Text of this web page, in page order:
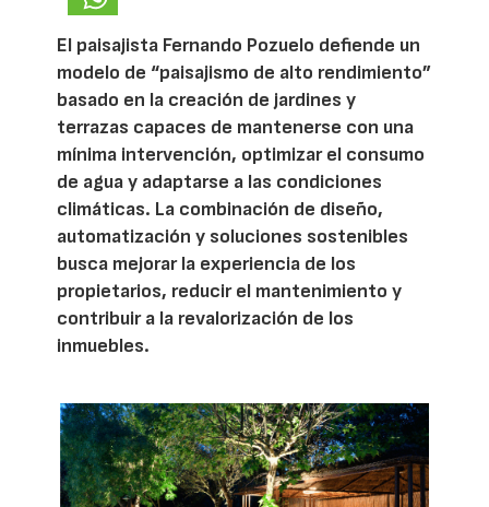
El paisajista Fernando Pozuelo defiende un
modelo de “paisajismo de alto rendimiento”
basado en la creación de jardines y
terrazas capaces de mantenerse con una
mínima intervención, optimizar el consumo
de agua y adaptarse a las condiciones
climáticas. La combinación de diseño,
automatización y soluciones sostenibles
busca mejorar la experiencia de los
propietarios, reducir el mantenimiento y
contribuir a la revalorización de los
inmuebles.